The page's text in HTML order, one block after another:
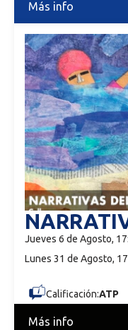
Más info
Jueves 6 de Agosto,
Lunes 31 de Agosto,
Calificación:ATP
Más info